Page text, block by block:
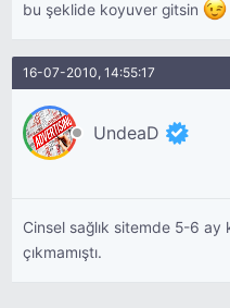
bu şeklide koyuver gitsin
16-07-2010, 14:55:17
UndeaD
Cinsel sağlık sitemde 5-6 ay
çıkmamıştı.